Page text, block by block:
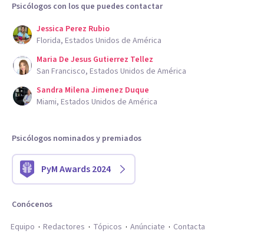
Psicólogos con los que puedes contactar
Jessica Perez Rubio
Florida, Estados Unidos de América
Maria De Jesus Gutierrez Tellez
San Francisco, Estados Unidos de América
Sandra Milena Jimenez Duque
Miami, Estados Unidos de América
Psicólogos nominados y premiados
PyM Awards 2024
Conócenos
Equipo
Redactores Tópicos Anúnciate Contacta